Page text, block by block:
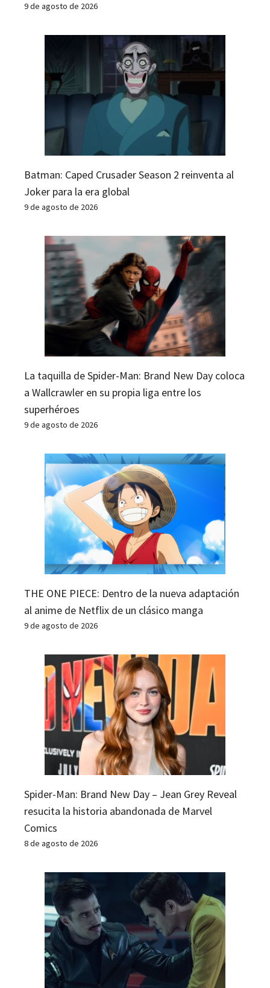
9 de agosto de 2026
Batman: Caped Crusader Season 2 reinventa al
Joker para la era global
9 de agosto de 2026
La taquilla de Spider-Man: Brand New Day coloca
a Wallcrawler en su propia liga entre los
superhéroes
9 de agosto de 2026
THE ONE PIECE: Dentro de la nueva adaptación
al anime de Netflix de un clásico manga
9 de agosto de 2026
Spider-Man: Brand New Day – Jean Grey Reveal
resucita la historia abandonada de Marvel
Comics
8 de agosto de 2026